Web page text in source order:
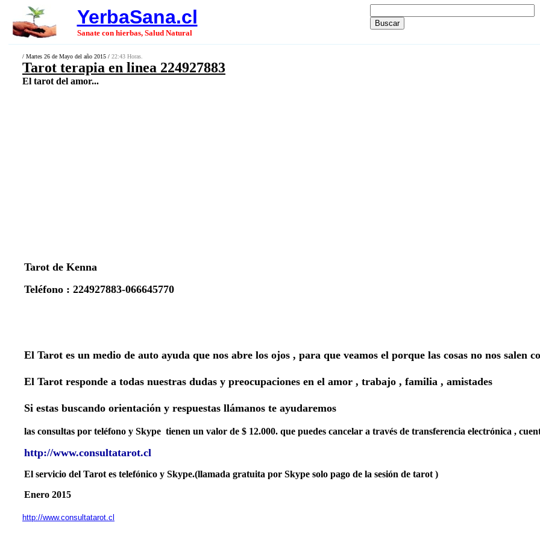
YerbaSana.cl
Sanate con hierbas, Salud Natural
/ Martes 26 de Mayo del año 2015 / 22:43 Horas.
Tarot terapia en linea 224927883
El tarot del amor...
Tarot de Kenna
Teléfono : 224927883-066645770
El Tarot es un medio de auto ayuda que nos abre los ojos , para que veamos el porque las cosas no nos salen
El Tarot responde a todas nuestras dudas y preocupaciones en el amor , trabajo , familia , amistades
Si estas buscando orientación y respuestas llámanos te ayudaremos
las consultas por teléfono y Skype tienen un valor de $ 12.000. que puedes cancelar a través de transferencia electrónica ,
http://www.consultatarot.cl
El servicio del Tarot es telefónico y Skype.(llamada gratuita por Skype solo pago de la sesión de tarot )
Enero 2015
http://www.consultatarot.cl